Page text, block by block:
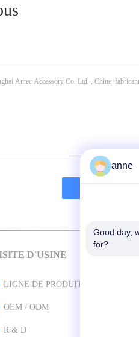
D'USINE
LIGNE DE PRODUITS
OEM / ODM
R & D
anne
Good day,
for?